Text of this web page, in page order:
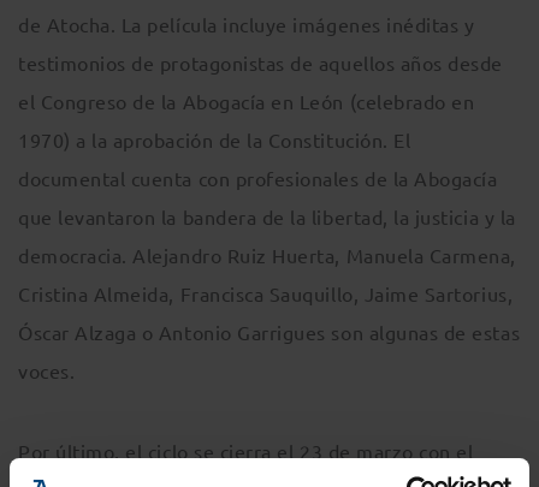
de Atocha. La película incluye imágenes inéditas y
testimonios de protagonistas de aquellos años desde
el Congreso de la Abogacía en León (celebrado en
1970) a la aprobación de la Constitución. El
documental cuenta con profesionales de la Abogacía
que levantaron la bandera de la libertad, la justicia y la
democracia. Alejandro Ruiz Huerta, Manuela Carmena,
Cristina Almeida, Francisca Sauquillo, Jaime Sartorius,
Óscar Alzaga o Antonio Garrigues son algunas de estas
voces.
Por último, el ciclo se cierra el 23 de marzo con el